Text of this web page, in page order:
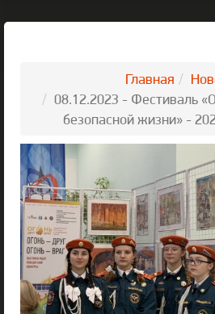
Главная
08.12.2023 - Фестиваль
безопасной жизни» -